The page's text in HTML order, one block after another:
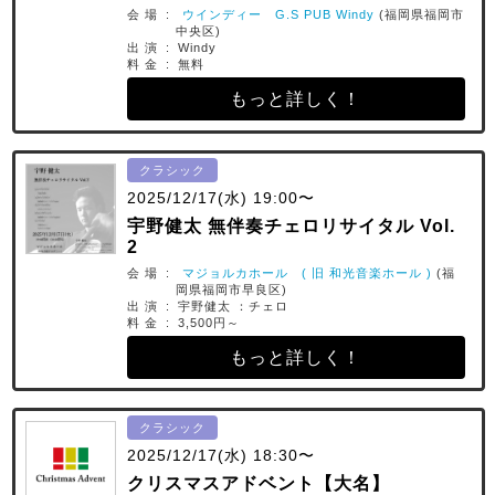
会 場 : ウインディー G.S PUB Windy (福岡県福岡市
中央区)
出 演 : Windy
料 金 : 無料
もっと詳しく！
クラシック
2025/12/17(水) 19:00〜
宇野健太 無伴奏チェロリサイタル Vol.
2
会 場 : マジョルカホール ( 旧 和光音楽ホール ) (福
岡県福岡市早良区)
出 演 : 宇野健太 ：チェロ
料 金 : 3,500円～
もっと詳しく！
クラシック
2025/12/17(水) 18:30〜
クリスマスアドベント【大名】